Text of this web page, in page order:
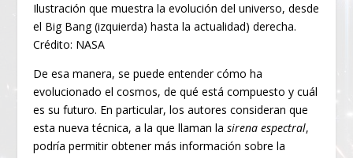
Ilustración que muestra la evolución del universo, desde
el Big Bang (izquierda) hasta la actualidad) derecha.
Crédito: NASA
De esa manera, se puede entender cómo ha
evolucionado el cosmos, de qué está compuesto y cuál
es su futuro. En particular, los autores consideran que
esta nueva técnica, a la que llaman lasirena espectral,
podría permitir obtener más información sobre la